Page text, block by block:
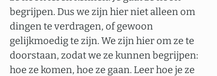
begrijpen. Dus we zijn hier niet alleen om
dingen te verdragen, of gewoon
gelijkmoedig te zijn. We zijn hier om ze te
doorstaan, zodat we ze kunnen begrijpen:
hoe ze komen, hoe ze gaan. Leer hoe je ze